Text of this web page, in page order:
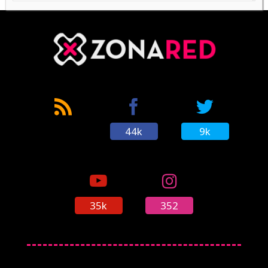
'Azure Striker Gunvolt 2' se muestra por
primera vez en un gameplay por Inti Creates
(21/02/2016)
Striker Gunvolt 2' (07/03/2016)
44k 9k
35k 352